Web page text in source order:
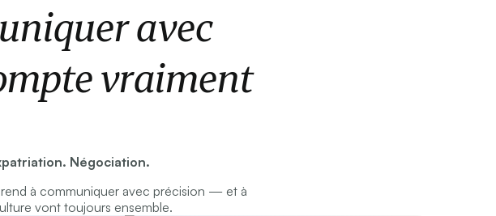
avec
vraiment
Négociation.
à communiquer avec précision — et à
vont toujours ensemble.